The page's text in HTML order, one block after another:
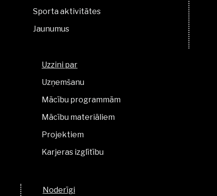
Sporta aktivitātes
Jaunumus
Uzzini par
Uzņemšanu
Mācību programmām
Mācību materiāliem
Projektiem
Karjeras izglītību
Noderīgi